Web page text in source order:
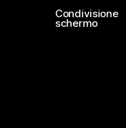
Condivisione
schermo